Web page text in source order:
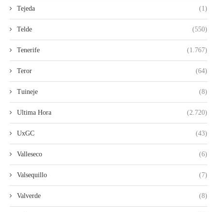
Tejeda (1)
Telde (550)
Tenerife (1.767)
Teror (64)
Tuineje (8)
Ultima Hora (2.720)
UxGC (43)
Valleseco (6)
Valsequillo (7)
Valverde (8)